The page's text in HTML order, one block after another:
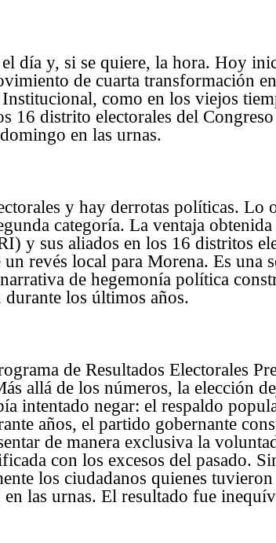
día y, si se quiere, la hora. Hoy
de cuarta transformación
como en los viejos
16 distrito electorales del
en las urnas.
y hay derrotas políticas. Lo
categoría. La ventaja
y sus aliados en los 16 distritos
revés local para Morena. Es una
de hegemonía política
los últimos años.
de Resultados Electorales
allá de los números, la elección
intentado negar: el respaldo
años, el partido gobernante
de manera exclusiva la
con los excesos del pasado.
los ciudadanos quienes
las urnas. El resultado fue